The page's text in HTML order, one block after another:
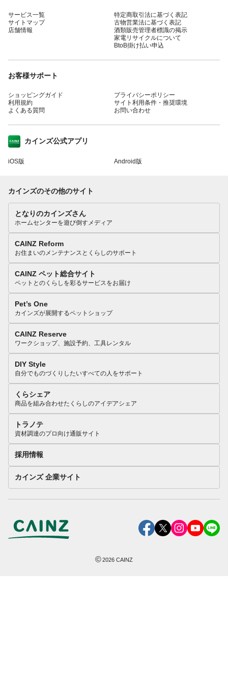
サービス一覧
サイトマップ
店舗情報
特定商取引法に基づく表記
古物営業法に基づく表記
酒類販売管理者標識の掲示
家電リサイクルについて
BtoB掛け払い申込
お客様サポート
ショッピングガイド
利用規約
よくある質問
プライバシーポリシー
サイト利用条件・推奨環境
お問い合わせ
カインズ公式アプリ
iOS版 Android版
カインズのその他のサイト
となりのカインズさん
ホームセンターを遊び倒すメディア
CAINZ Reform
お住まいのメンテナンスとくらしのサポート
CAINZ ペット総合サイト
ペットとのくらしを彩るサービスをお届け
Pet’s One
カインズが展開するペットショップ
CAINZ Reserve
ワークショップ、施設予約、工具レンタル
DIY Style
自分でものづくりしたいすべての人をサポート
くらシェア
商品を組み合わせたくらしのアイデアシェア
トラノテ
資材調達のプロ向け通販サイト
採用情報
カインズ 企業サイト
©2026 CAINZ